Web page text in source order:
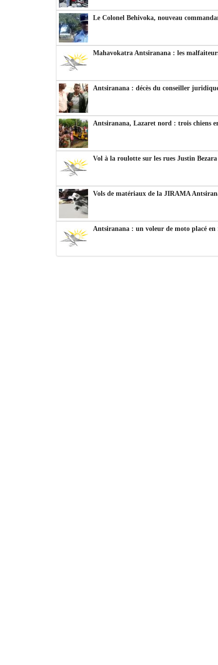
Le Colonel Behivoka, nouveau
Mahavokatra Antsiranana : les
Antsiranana : décès du conseiller
Antsiranana, Lazaret nord : trois chiens
Vol à la roulotte sur les rues Justin
Vols de matériaux de la JIRAMA
Antsiranana : un voleur de moto placé en